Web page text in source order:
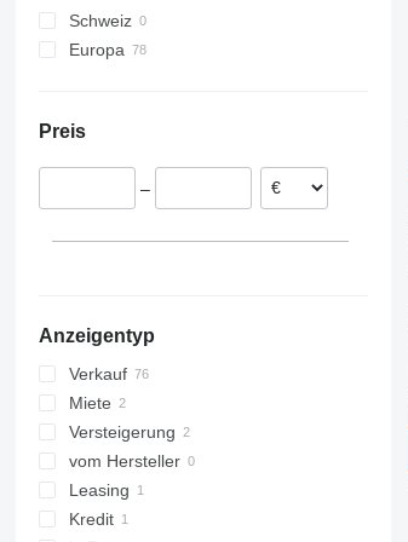
Schweiz
Europa
Schweden
Belgien
Preis
–
Anzeigentyp
Verkauf
Miete
Versteigerung
vom Hersteller
Leasing
Kredit